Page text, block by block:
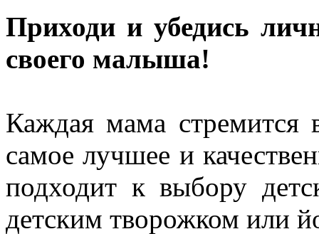
Приходи и убедись
своего малыша!
Каждая мама стремится
самое лучшее и
подходит к выбору
детским творожком или